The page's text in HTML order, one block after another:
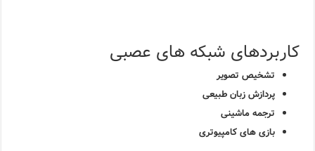
کاربردهای شبکه های عصبی
تشخیص تصویر
پردازش زبان طبیعی
ترجمه ماشینی
بازی های کامپیوتری